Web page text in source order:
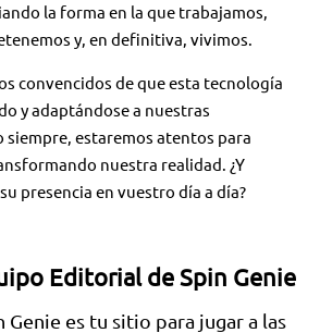
la forma en la que trabajamos,
y, en definitiva, vivimos.
convencidos de que esta tecnología
y adaptándose a nuestras
siempre, estaremos atentos para
nuestra realidad. ¿Y
presencia en vuestro día a día?
Editorial de Spin Genie
Genie es tu sitio para jugar a las